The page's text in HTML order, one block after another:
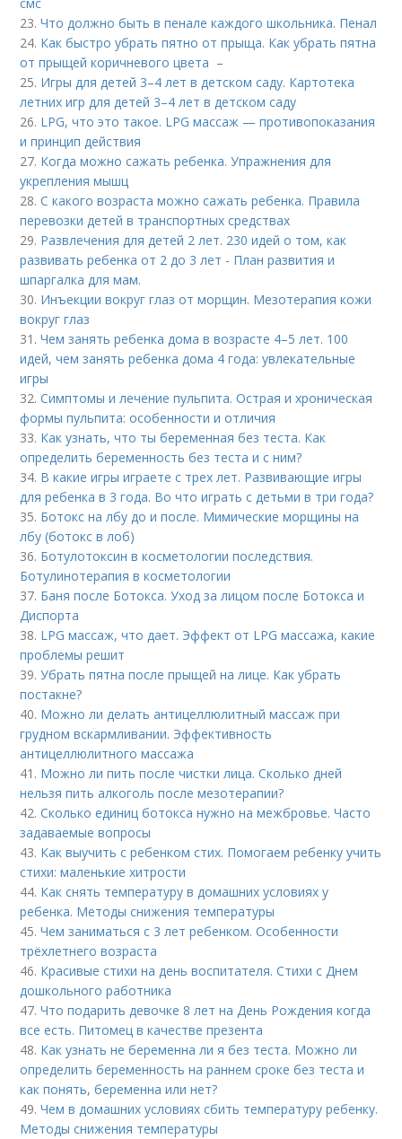
23.Что должно быть в пенале каждого школьника. Пенал
24. Как быстро убрать пятно от прыща. Как убрать пятна
от прыщей коричневого цвета –
25. Игры для детей 3–4 лет в детском саду. Картотека
летних игр для детей 3–4 лет в детском саду
26. LPG, что это такое. LPG массаж — противопоказания
и принцип действия
27. Когда можно сажать ребенка. Упражнения для
укрепления мышц
28.С какого возраста можно сажать ребенка. Правила
перевозки детей в транспортных средствах
29. Развлечения для детей 2 лет. 230 идей о том, как
развивать ребенка от 2 до 3 лет - План развития и
шпаргалка для мам.
30. Инъекции вокруг глаз от морщин. Мезотерапия кожи
вокруг глаз
31.Чем занять ребенка дома в возрасте 4–5 лет. 100
идей, чем занять ребенка дома 4 года: увлекательные
игры
32.Симптомы и лечение пульпита. Острая и хроническая
формы пульпита: особенности и отличия
33. Как узнать, что ты беременная без теста. Как
определить беременность без теста и с ним?
34. В какие игры играете с трех лет. Развивающие игры
для ребенка в 3 года. Во что играть с детьми в три года?
35. Ботокс на лбу до и после. Мимические морщины на
лбу (ботокс в лоб)
36. Ботулотоксин в косметологии последствия.
Ботулинотерапия в косметологии
37. Баня после Ботокса. Уход за лицом после Ботокса и
Диспорта
38. LPG массаж, что дает. Эффект от LPG массажа, какие
проблемы решит
39.Убрать пятна после прыщей на лице. Как убрать
постакне?
40. Можно ли делать антицеллюлитный массаж при
грудном вскармливании. Эффективность
антицеллюлитного массажа
41. Можно ли пить после чистки лица. Сколько дней
нельзя пить алкоголь после мезотерапии?
42.Сколько единиц ботокса нужно на межбровье. Часто
задаваемые вопросы
43. Как выучить с ребенком стих. Помогаем ребенку учить
стихи: маленькие хитрости
44. Как снять температуру в домашних условиях у
ребенка. Методы снижения температуры
45.Чем заниматься с 3 лет ребенком. Особенности
трёхлетнего возраста
46. Красивые стихи на день воспитателя. Стихи с Днем
дошкольного работника
47.Что подарить девочке 8 лет на День Рождения когда
все есть. Питомец в качестве презента
48. Как узнать не беременна ли я без теста. Можно ли
определить беременность на раннем сроке без теста и
как понять, беременна или нет?
49.Чем в домашних условиях сбить температуру ребенку.
Методы снижения температуры